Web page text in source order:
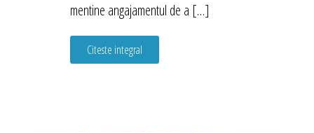
mentine angajamentul de a […]
Citeste integral